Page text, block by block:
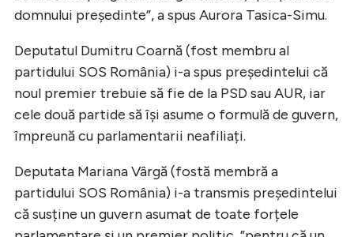
domnului președinte”, a spus Aurora Tasica-Simu.
Deputatul Dumitru Coarnă (fost membru al
partidului SOS România) i-a spus președintelui că
noul premier trebuie să fie de la PSD sau AUR, iar
cele două partide să își asume o formulă de guvern,
împreună cu parlamentarii neafiliați.
Deputata Mariana Vârgă (fostă membră a
partidului SOS România) i-a transmis președintelui
că susține un guvern asumat de toate forțele